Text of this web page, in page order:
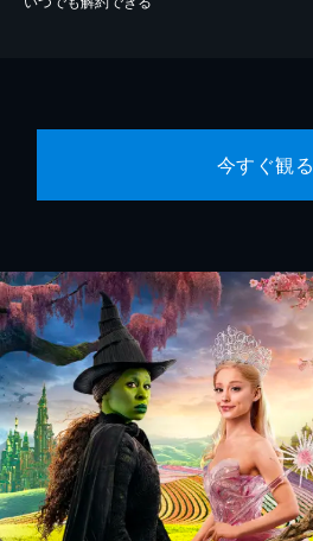
今すぐ観る